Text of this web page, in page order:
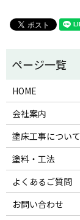
HOME
会社案内
塗床工事について
塗料・工法
よくあるご質問
お問い合わせ